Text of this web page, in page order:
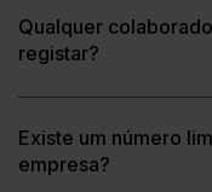
Qualquer
registar?
Existe um número
empresa?